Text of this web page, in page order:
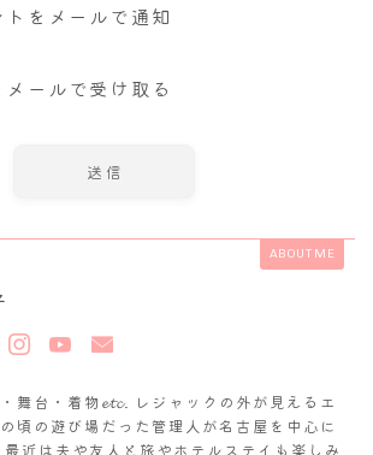
をメールで通知
ールで受け取る
ABOUT ME
舞台・着物𝓮𝓽𝓬. レジャックの外が見えるエ
頃の遊び場だった管理人が名古屋を中心に
近は夫や友人と旅やホテルステイも楽しみ